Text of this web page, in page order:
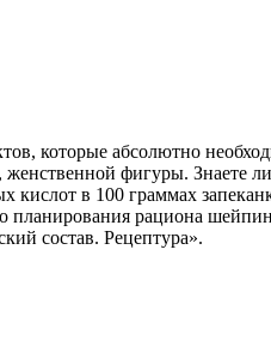
которые абсолютно
фигуры. Знаете
в 100 граммах
рациона
состав. Рецептура».